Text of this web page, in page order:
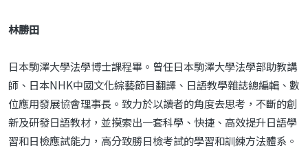
林勝田
日本駒澤大學法學博士課程畢。曾任日本駒澤大學法學部助教講
師、日本NHK中國文化綜藝節目翻譯、日語教學雜誌總編輯、數
位應用發展協會理事長。致力於以讀者的角度去思考，不斷的創
新及研發日語教材，並摸索出一套科學、快捷、高效提升日語學
習和日檢應試能力，高分致勝日檢考試的學習和訓練方法體系。